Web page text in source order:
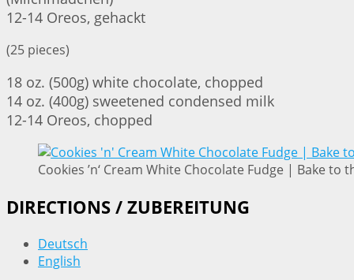
12-14 Oreos, gehackt
(25 pieces)
18 oz. (500g) white chocolate, chopped
14 oz. (400g) sweetened condensed milk
12-14 Oreos, chopped
Cookies ’n‘ Cream White Chocolate Fudge | Bake to
DIRECTIONS / ZUBEREITUNG
Deutsch
English